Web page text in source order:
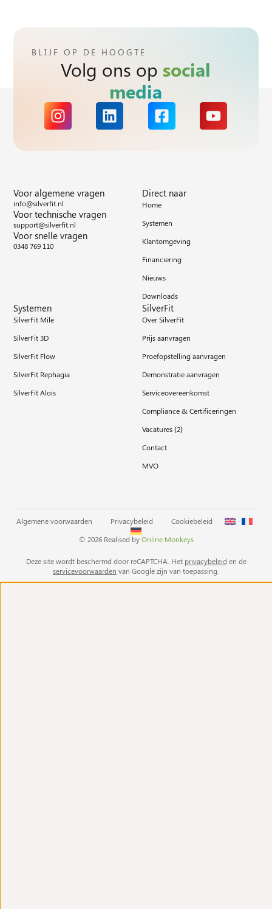
BLIJF OP DE HOOGTE
Volg ons op social
media
Voor algemene vragen
info@silverfit.nl
Voor technische vragen
support@silverfit.nl
Voor snelle vragen
0348 769 110
Direct naar
Home
Systemen
Klantomgeving
Financiering
Nieuws
Downloads
Systemen
SilverFit Mile
SilverFit 3D
SilverFit Flow
SilverFit Rephagia
SilverFit Alois
SilverFit
Over SilverFit
Prijs aanvragen
Proefopstelling aanvragen
Demonstratie aanvragen
Serviceovereenkomst
Compliance & Certificeringen
Vacatures (2)
Contact
MVO
Algemene voorwaarden Privacybeleid
Cookiebeleid
© 2026 Realised by Online Monkeys
Deze site wordt beschermd door reCAPTCHA. Het privacybeleid en de
servicevoorwaarden van Google zijn van toepassing.